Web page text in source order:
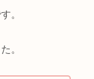
。
。